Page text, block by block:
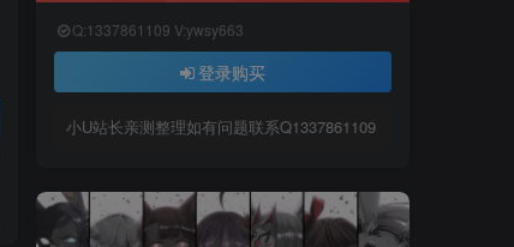
Q:1337861109 V:ywsy663
登录购买
小U站长亲测整理如有问题联系Q1337861109